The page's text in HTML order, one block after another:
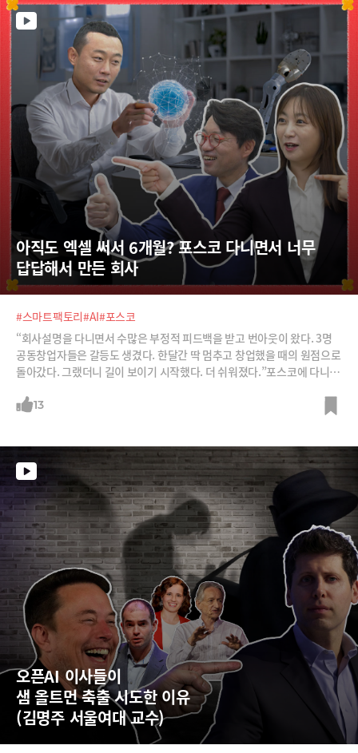
아직도 엑셀 써서 6개월? 포스코 다니면서 너무
답답해서 만든 회사
#스마트팩토리#AI#포스코
“회사설명을 다니면서 수많은 부정적 피드백을 받고 번아웃이 왔다. 3명
공동창업자들은 갈등도 생겼다. 한달간 딱 멈추고 창업했을 때의 원점으로
돌아갔다. 그랬더니 길이 보이기 시작했다. 더 쉬워졌다.”포스코에 다니면
입니다. 요즘 스타트업계에서 ‘핫’한 회사입니다.포스코에서 스마트팩토
루 만에 가능하도록 했다고 합니다.이런 AI솔루션을 개발하기까지 어떤 고
통이 있었고, 극복했는지 ‘오깡비’에서 들어보시죠.
13
오픈AI 이사들이
샘 올트먼 축출 시도한 이유
(김명주 서울여대 교수)